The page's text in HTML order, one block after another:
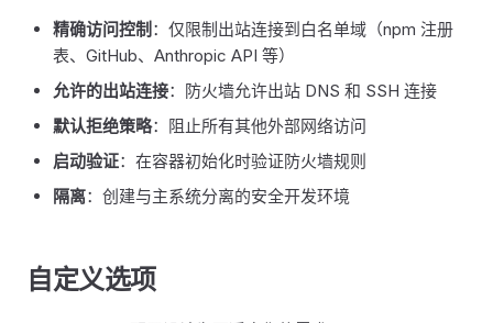
精确访问控制 ：仅限制出站连接到白名单域（npm 注册
表、GitHub、Anthropic API 等）
允许的出站连接：防火墙允许出站 DNS 和 SSH 连接
默认拒绝策略：阻止所有其他外部网络访问
启动验证：在容器初始化时验证防火墙规则
隔离：创建与主系统分离的安全开发环境
自定义选项